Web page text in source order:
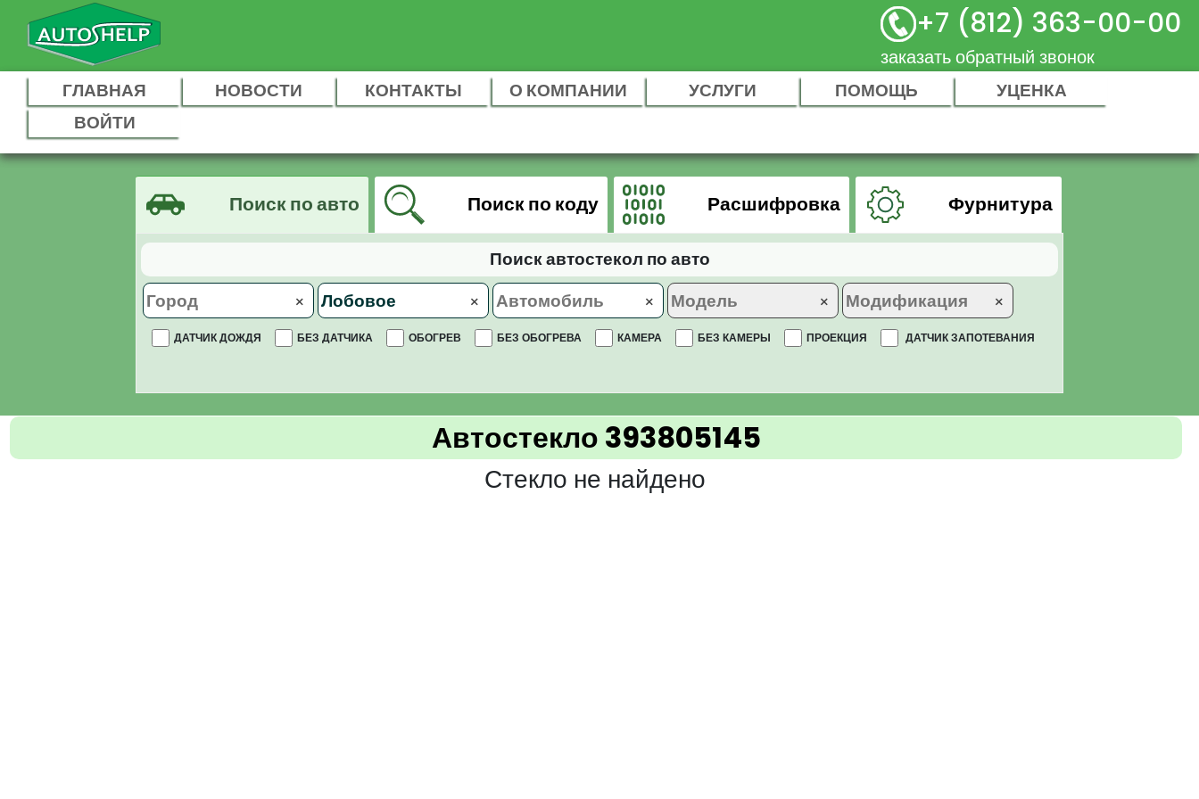
+7 (812) 363-00-00
заказать обратный звонок
ГЛАВНАЯ НОВОСТИ КОНТАКТЫ О КОМПАНИИ УСЛУГИ ПОМОЩЬ
УЦЕНКА
ВОЙТИ
Поиск по авто Поиск по коду Расшифровка Фурнитура
Поиск автостекол по авто
× × × × ×
ДАТЧИК ДОЖДЯ БЕЗ ДАТЧИКА ОБОГРЕВ БЕЗ ОБОГРЕВА КАМЕРА БЕЗ КАМЕРЫ ПРОЕКЦИЯ ДАТЧИК ЗАПОТЕВАНИЯ
Автостекло 393805145
Стекло не найдено